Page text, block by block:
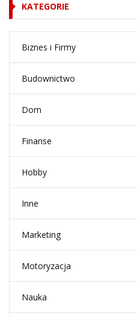
KATEGORIE
Biznes i Firmy
Budownictwo
Dom
Finanse
Hobby
Inne
Marketing
Motoryzacja
Nauka